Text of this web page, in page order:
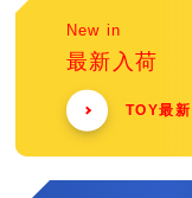
New in
最新入荷
TOY最